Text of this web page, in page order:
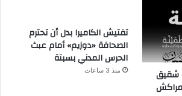
شقيق
تفتيش الكاميرا بدل أن تحترم
الصحافة «دوزيم» أمام عبث
الحرس المدني بسبتة
منذ 3 ساعات